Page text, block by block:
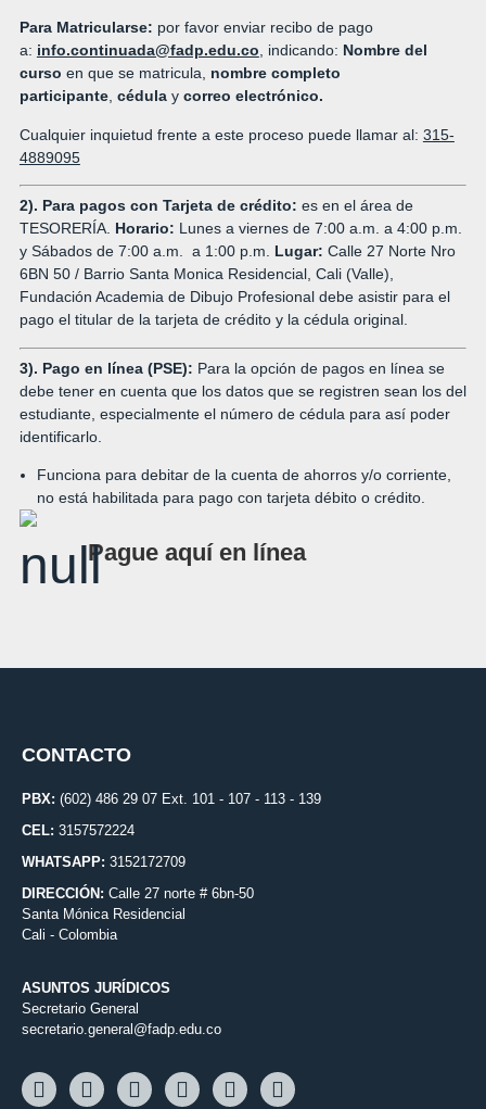
Para Matricularse: por favor enviar recibo de pago
a: info.continuada@fadp.edu.co, indicando: Nombre del
curso en que se matricula, nombre completo
participante, cédulaycorreo electrónico.
Cualquier inquietud frente a este proceso puede llamar al: 315-
4889095
2). Para pagos con Tarjeta de crédito: es en el área de
TESORERÍA. Horario: Lunes a viernes de 7:00 a.m. a 4:00 p.m.
y Sábados de 7:00 a.m. a 1:00 p.m. Lugar: Calle 27 Norte Nro
6BN 50 / Barrio Santa Monica Residencial, Cali (Valle),
Fundación Academia de Dibujo Profesional debe asistir para el
pago el titular de la tarjeta de crédito y la cédula original.
3). Pago en línea (PSE): Para la opción de pagos en línea se
debe tener en cuenta que los datos que se registren sean los del
estudiante, especialmente el número de cédula para así poder
identificarlo.
Funciona para debitar de la cuenta de ahorros y/o corriente,
no está habilitada para pago con tarjeta débito o crédito.
Pague aquí en línea
CONTACTO
PBX: (602) 486 29 07 Ext. 101 - 107 - 113 - 139
CEL: 3157572224
WHATSAPP: 3152172709
DIRECCIÓN: Calle 27 norte # 6bn-50
Santa Mónica Residencial
Cali - Colombia
ASUNTOS JURÍDICOS
Secretario General
secretario.general@fadp.edu.co